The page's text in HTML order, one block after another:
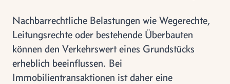
Nachbarrechtliche Belastungen wie Wegerechte,
Leitungsrechte oder bestehende Überbauten
können den Verkehrswert eines Grundstücks
erheblich beeinflussen. Bei
Immobilientransaktionen ist daher eine